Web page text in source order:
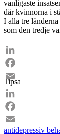
vanligaste
där kvinnorna i
I alla tre
som den tredje
LinkedIn
Facebook
Email
Tipsa
LinkedIn
Facebook
Email
antidepressiv